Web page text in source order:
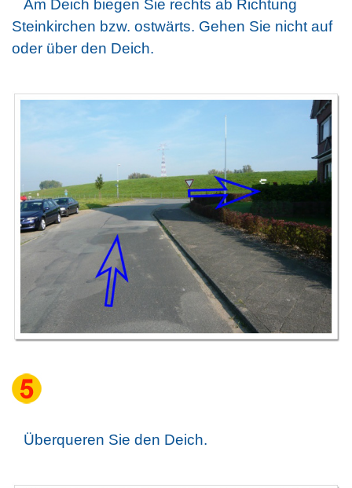
Am Deich biegen Sie rechts ab Richtung
Steinkirchen bzw. ostwärts. Gehen Sie nicht auf
oder über den Deich.
Überqueren Sie den Deich.